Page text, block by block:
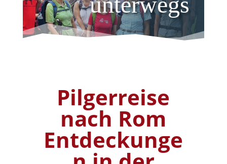
Pilgerreise
nach Rom
Entdeckunge